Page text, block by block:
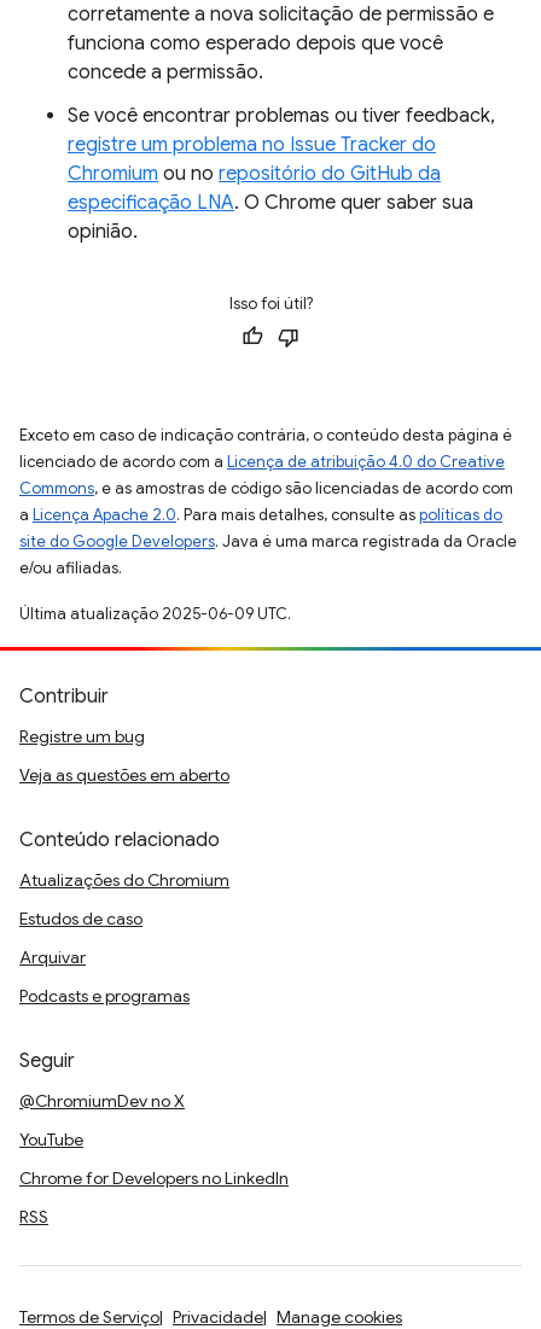
corretamente a nova solicitação de permissão e
funciona como esperado depois que você
concede a permissão.
Se você encontrar problemas ou tiver feedback,
registre um problema no Issue Tracker do
Chromium ou no repositório do GitHub da
especificação LNA. O Chrome quer saber sua
opinião.
Isso foi útil?
Exceto em caso de indicação contrária, o conteúdo desta página é
licenciado de acordo com a Licença de atribuição 4.0 do Creative
Commons, e as amostras de código são licenciadas de acordo com
a Licença Apache 2.0. Para mais detalhes, consulte aspolíticas do
site do Google Developers. Java é uma marca registrada da Oracle
e/ou afiliadas.
Última atualização 2025-06-09 UTC.
Contribuir
Registre um bug
Veja as questões em aberto
Conteúdo relacionado
Atualizações do Chromium
Estudos de caso
Arquivar
Podcasts e programas
Seguir
@ChromiumDev no X
YouTube
Chrome for Developers no LinkedIn
RSS
Termos de Serviço Privacidade Manage cookies